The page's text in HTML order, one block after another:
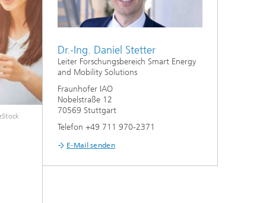
Expertenstimme
Dr.-Ing. Daniel Stetter
Leiter Forschungsbereich Smart Energy
and Mobility Solutions
Fraunhofer IAO
Nobelstraße 12
70569 Stuttgart
Telefon +49 711 970-2371
E-Mail senden